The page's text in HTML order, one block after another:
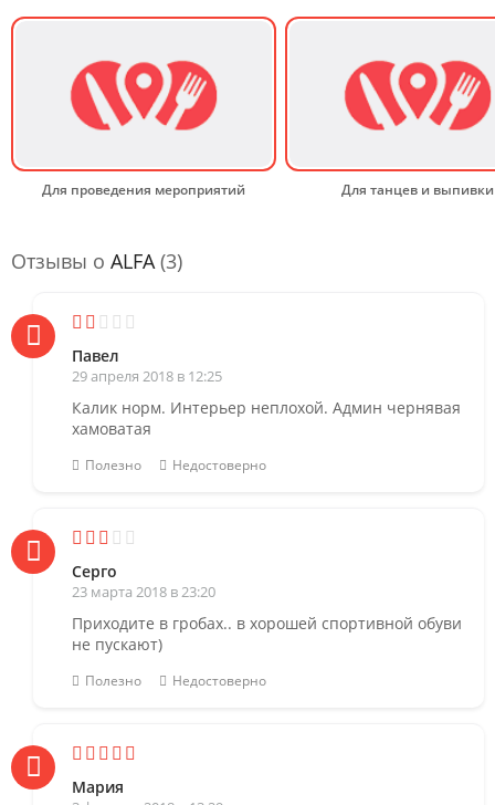
Для проведения мероприятий Для танцев и выпивки
Отзывы о ALFA(3)
Павел
29 апреля 2018 в 12:25
Калик норм. Интерьер неплохой. Админ чернявая
хамоватая
Полезно Недостоверно
Серго
23 марта 2018 в 23:20
Приходите в гробах.. в хорошей спортивной обуви
не пускают)
Полезно Недостоверно
Мария